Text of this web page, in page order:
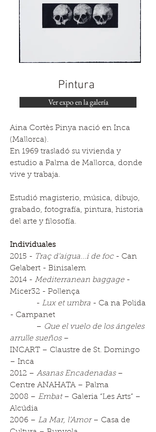
Pintura
Ver expo en la galería
Aina Cortès Pinya nació en Inca
(Mallorca).
En 1969 trasladó su vivienda y
estudio a Palma de Mallorca, donde
vive y trabaja.
Estudió magisterio, música, dibujo,
grabado, fotografía, pintura, historia
del arte y filosofía.
Individuales
2015 - Traç d’aigua...i de foc- Can
Gelabert - Binisalem
2014 - Mediterranean baggage-
Micer32 - Pollença
- Lux et umbra - Ca na Polida
- Campanet
– Que el vuelo de los ángeles
arrulle sueños–
INCART – Claustre de St. Domingo
– Inca
2012 – Asanas Encadenadas–
Centre ANAHATA – Palma
2008 – Embat– Galeria “Les Arts” –
Alcúdia
2006 – La Mar, l’Amor– Casa de